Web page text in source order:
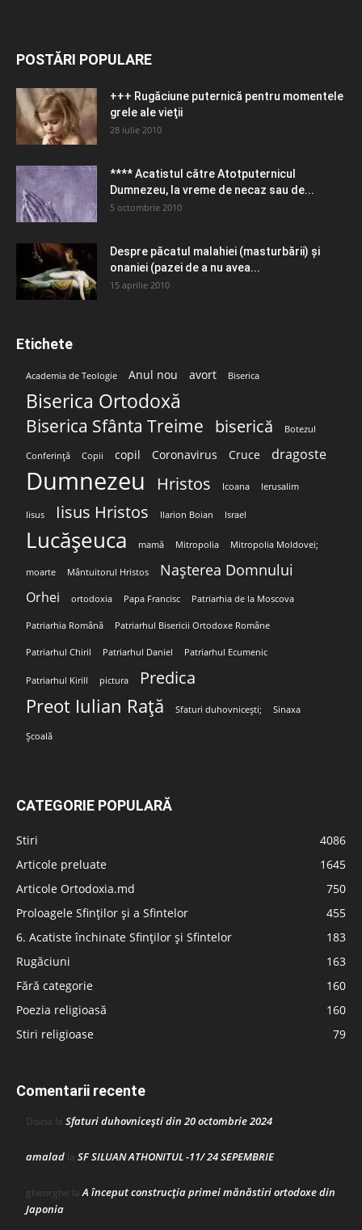
POSTĂRI POPULARE
+++ Rugăciune puternică pentru momentele
grele ale vieţii
28 iulie 2010
**** Acatistul către Atotputernicul
Dumnezeu, la vreme de necaz sau de...
5 octombrie 2010
Despre păcatul malahiei (masturbării) şi
onaniei (pazei de a nu avea...
15 aprilie 2010
Etichete
Academia de Teologie Anul nou avort Biserica
Biserica Ortodoxă
Biserica Sfânta Treime biserică Botezul
Conferință Copii copil Coronavirus Cruce dragoste
Dumnezeu Hristos Icoana Ierusalim
Iisus Iisus Hristos Ilarion Boian Israel
Lucășeuca mamă Mitropolia Mitropolia Moldovei;
moarte Mântuitorul Hristos Nașterea Domnului
Orhei ortodoxia Papa Francisc Patriarhia de la Moscova
Patriarhia Română Patriarhul Bisericii Ortodoxe Române
Patriarhul Chiril Patriarhul Daniel Patriarhul Ecumenic
Patriarhul Kirill pictura Predica
Preot Iulian Rață Sfaturi duhovnicești; Sinaxa
Școală
CATEGORIE POPULARĂ
Stiri
4086
Articole preluate
1645
Articole Ortodoxia.md
750
Proloagele Sfinților și a Sfintelor
455
6. Acatiste închinate Sfinților și Sfintelor
183
Rugăciuni
163
Fără categorie
160
Poezia religioasă
160
Stiri religioase
79
Comentarii recente
Doina la Sfaturi duhovnicești din 20 octombrie 2024
amalad la SF SILUAN ATHONITUL -11/ 24 SEPEMBRIE
gheorghe laA început construcţia primei mănăstiri ortodoxe din
Japonia